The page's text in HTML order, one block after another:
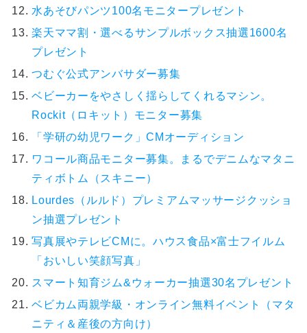
水あそびパンツ100名モニタープレゼント
楽天ママ割・選べるサンプルボックス抽選1600名
プレゼント
つむぐ公式アンバサダー募集
ベビーカーをやさしく揺らしてくれるマシン。
Rockit（ロキット）モニター募集
「学研の幼児ワーク」CMオーディション
ワコール商品モニター募集。まるでデニムなマタニ
ティボトム（スキニー）
Lourdes（ルルド）プレミアムマッサージクッショ
ン抽選プレゼント
写真展やテレビCMに。ハウス食品×富士フイルム
「おいしい笑顔写真」
スマート知育ジム&ウォーカー抽選30名プレゼント
ベビカム両親学級・オンライン無料イベント（マタ
ニティ＆産後の方向け）